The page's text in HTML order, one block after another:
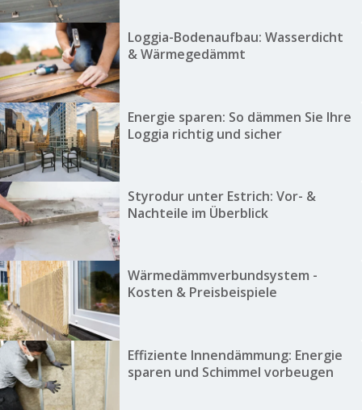
Loggia-Bodenaufbau: Wasserdicht
& Wärmegedämmt
Energie sparen: So dämmen Sie Ihre
Loggia richtig und sicher
Styrodur unter Estrich: Vor- &
Nachteile im Überblick
Wärmedämmverbundsystem -
Kosten & Preisbeispiele
Effiziente Innendämmung: Energie
sparen und Schimmel vorbeugen